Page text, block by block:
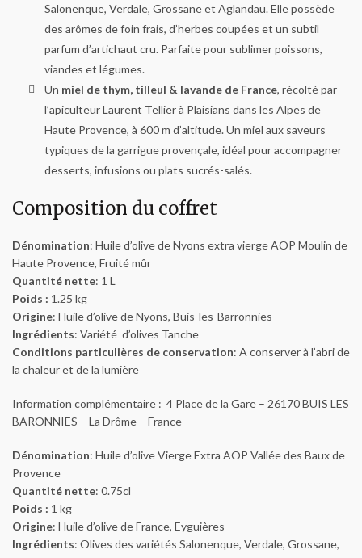
Salonenque, Verdale, Grossane et Aglandau. Elle possède
des arômes de foin frais, d’herbes coupées et un subtil
parfum d’artichaut cru. Parfaite pour sublimer poissons,
viandes et légumes.
Un miel de thym, tilleul & lavande de France, récolté par
l’apiculteur Laurent Tellier à Plaisians dans les Alpes de
Haute Provence, à 600 m d’altitude. Un miel aux saveurs
typiques de la garrigue provençale, idéal pour accompagner
desserts, infusions ou plats sucrés-salés.
Composition du coffret
Dénomination: Huile d’olive de Nyons extra vierge AOP Moulin de
Haute Provence, Fruité mûr
Quantité nette: 1 L
Poids : 1.25 kg
Origine: Huile d’olive de Nyons, Buis-les-Barronnies
Ingrédients: Variété d’olives Tanche
Conditions particulières de conservation: A conserver à l’abri de
la chaleur et de la lumière
Information complémentaire : 4 Place de la Gare – 26170 BUIS LES
BARONNIES – La Drôme – France
Dénomination: Huile d’olive Vierge Extra AOP Vallée des Baux de
Provence
Quantité nette: 0.75cl
Poids : 1 kg
Origine: Huile d’olive de France, Eyguières
Ingrédients: Olives des variétés Salonenque, Verdale, Grossane,